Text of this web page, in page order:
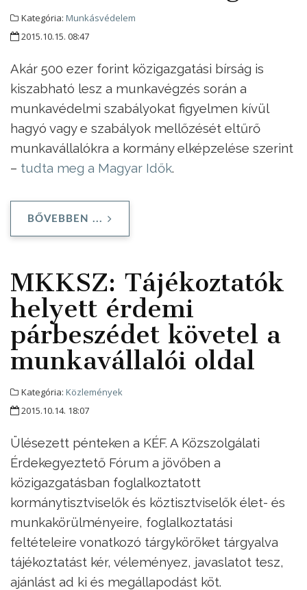
Kategória: Munkásvédelem
2015.10.15. 08:47
Akár 500 ezer forint közigazgatási bírság is
kiszabható lesz a munkavégzés során a
munkavédelmi szabályokat figyelmen kívül
hagyó vagy e szabályok mellőzését eltűrő
munkavállalókra a kormány elképzelése szerint
– tudta meg a Magyar Idők.
BŐVEBBEN ...
MKKSZ: Tájékoztatók
helyett érdemi
párbeszédet követel a
munkavállalói oldal
Kategória: Közlemények
2015.10.14. 18:07
Ülésezett pénteken a KÉF. A Közszolgálati
Érdekegyeztető Fórum a jövőben a
közigazgatásban foglalkoztatott
kormánytisztviselők és köztisztviselők élet- és
munkakörülményeire, foglalkoztatási
feltételeire vonatkozó tárgyköröket tárgyalva
tájékoztatást kér, véleményez, javaslatot tesz,
ajánlást ad ki és megállapodást köt.